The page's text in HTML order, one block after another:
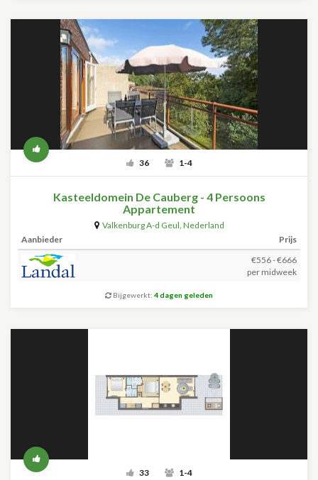
36 1-4
Kasteeldomein De Cauberg - 4 Persoons
Appartement
Valkenburg A-d Geul, Nederland
Aanbieder
Prijs
€556 - €666
per midweek
Bijgewerkt: 4 dagen geleden
33 1-4